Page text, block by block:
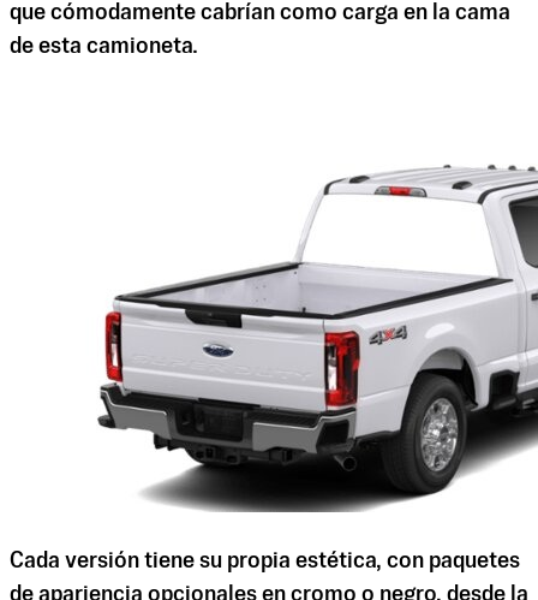
que cómodamente cabrían como carga en la cama
de esta camioneta.
Cada versión tiene su propia estética, con paquetes
de apariencia opcionales en cromo o negro, desde la